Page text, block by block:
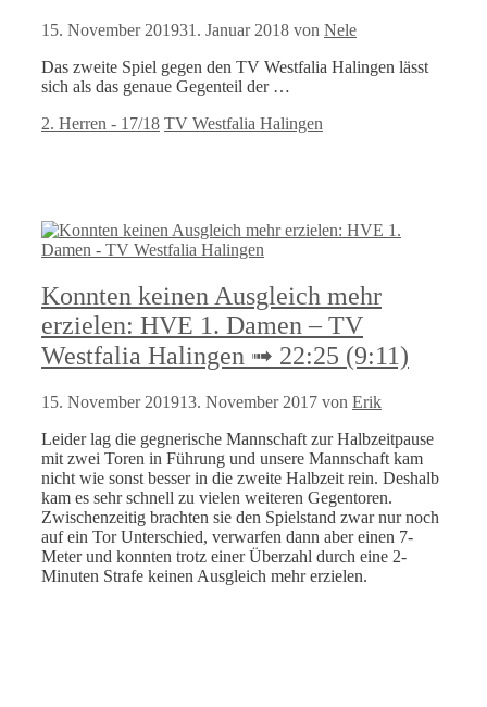
15. November 201931. Januar 2018 von Nele
Das zweite Spiel gegen den TV Westfalia Halingen lässt
sich als das genaue Gegenteil der …
Kategorien
2. Herren - 17/18 Schlagwörter
TV Westfalia Halingen
Konnten keinen Ausgleich mehr
erzielen: HVE 1. Damen – TV
Westfalia Halingen ➟ 22:25 (9:11)
15. November 201913. November 2017 von Erik
Leider lag die gegnerische Mannschaft zur Halbzeitpause
mit zwei Toren in Führung und unsere Mannschaft kam
nicht wie sonst besser in die zweite Halbzeit rein. Deshalb
kam es sehr schnell zu vielen weiteren Gegentoren.
Zwischenzeitig brachten sie den Spielstand zwar nur noch
auf ein Tor Unterschied, verwarfen dann aber einen 7-
Meter und konnten trotz einer Überzahl durch eine 2-
Minuten Strafe keinen Ausgleich mehr erzielen.